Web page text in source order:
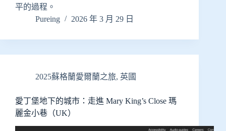
平的過程。
Pureing
2026 年 3 月 29 日
2025蘇格蘭愛爾蘭之旅, 英國
愛丁堡地下的城市：走進 Mary King’s Close 瑪
麗金小巷（UK）